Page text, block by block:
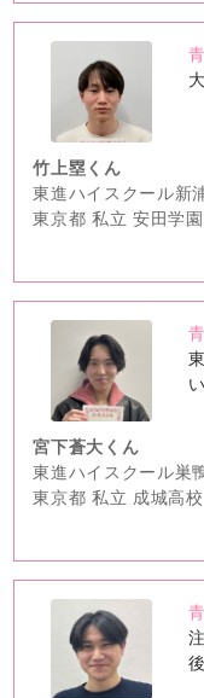
no
image
竹上塁くん
東進ハイスクール新
東京都 私立 安田学
no
image
い
宮下蒼大くん
東進ハイスクール巣
東京都 私立 成城高校
no
image